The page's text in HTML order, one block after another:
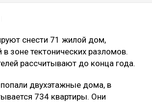
снести 71 жилой дом,
зоне тектонических разломов.
рассчитывают до конца года.
двухэтажные дома, в
734 квартиры. Они